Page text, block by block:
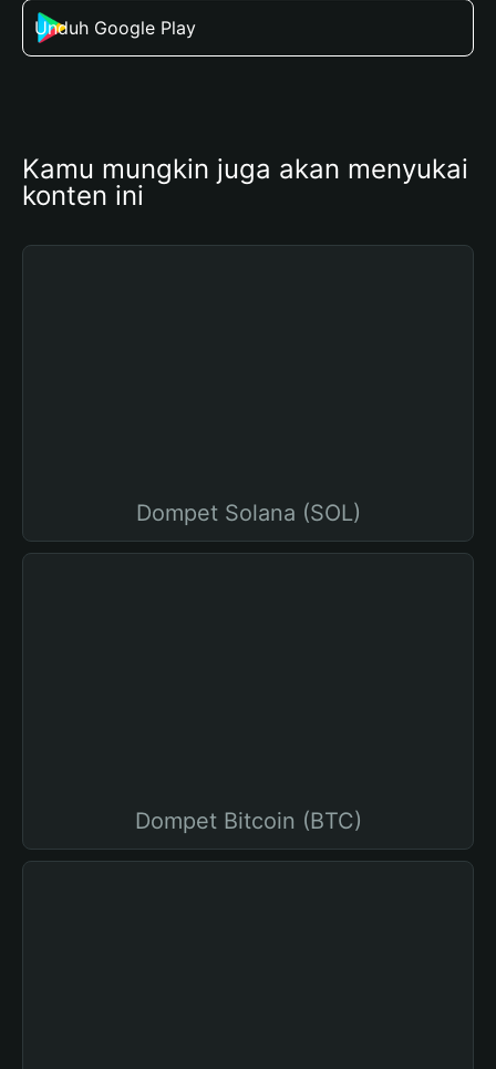
Unduh Google Play
Kamu mungkin juga akan menyukai
konten ini
Dompet Solana (SOL)
Dompet Bitcoin (BTC)